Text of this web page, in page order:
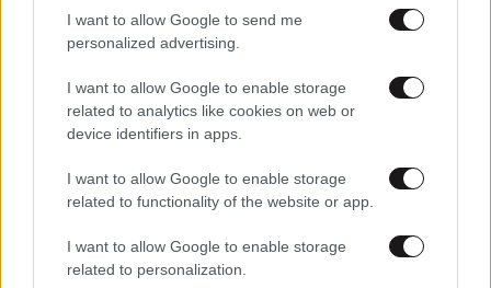
I want to allow Google to send me
personalized advertising.
I want to allow Google to enable storage
related to analytics like cookies on web or
device identifiers in apps.
I want to allow Google to enable storage
related to functionality of the website or app.
I want to allow Google to enable storage
related to personalization.
Ποιοι το δικαιούνται:
Ανασφάλιστοι υπερήλικες
από την ελληνική μειονότητα στην Αλβανία που
Ποσά:360 ευρώ μηνιαίως.
Πληροφορίες.
13. Επίδομα Αναδοχής
Παρέχει οικονομική ενίσχυση στους ανάδοχους
γονείς ή στους αναδεχόμενους μετά την ενηλικίωση,